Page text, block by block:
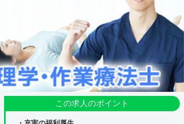
この求人のポイント